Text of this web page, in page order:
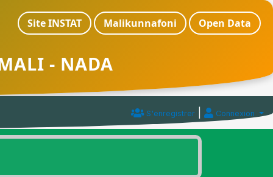
Site INSTAT Malikunnafoni Open Data
- NADA
S'enregistrer | Connexion